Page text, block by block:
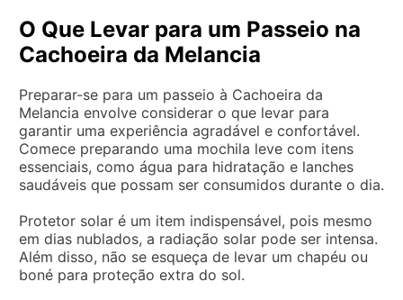
O Que Levar para um Passeio na
Cachoeira da Melancia
Preparar-se para um passeio à Cachoeira da
Melancia envolve considerar o que levar para
garantir uma experiência agradável e confortável.
Comece preparando uma mochila leve com itens
essenciais, como água para hidratação e lanches
saudáveis que possam ser consumidos durante o dia.
Protetor solar é um item indispensável, pois mesmo
em dias nublados, a radiação solar pode ser intensa.
Além disso, não se esqueça de levar um chapéu ou
boné para proteção extra do sol.